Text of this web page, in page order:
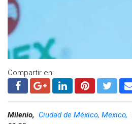
Compartir en:
Milenio, Ciudad de México, Mexico,